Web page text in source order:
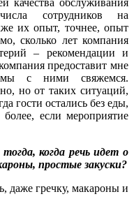
качества обслуживания
сотрудников на
их опыт, точнее, опыт
сколько лет компания
– рекомендации и
предоставит мне
мы с ними свяжемся.
но от таких ситуаций,
гости остались без еды,
более, если мероприятие
когда речь идет о
простые закуски?
даже гречку, макароны и